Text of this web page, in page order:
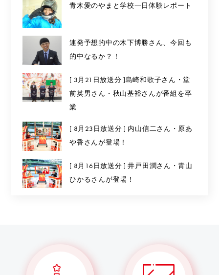
青木愛のやまと学校一日体験レポート
連発予想的中の木下博勝さん、今回も
的中なるか？！
[ 3月21日放送分 ]島崎和歌子さん・堂
前英男さん・秋山基裕さんが番組を卒
業
[ 8月23日放送分 ] 内山信二さん・原あ
や香さんが登場！
[ 8月16日放送分 ] 井戸田潤さん・青山
ひかるさんが登場！